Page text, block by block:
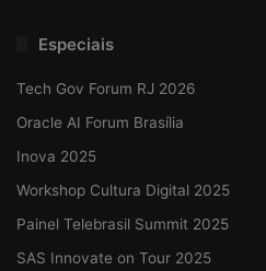
Especiais
Tech Gov Forum RJ 2026
Oracle AI Forum Brasília
Inova 2025
Workshop Cultura Digital 2025
Painel Telebrasil Summit 2025
SAS Innovate on Tour 2025